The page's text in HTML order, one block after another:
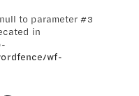
to parameter #3
in
wf-